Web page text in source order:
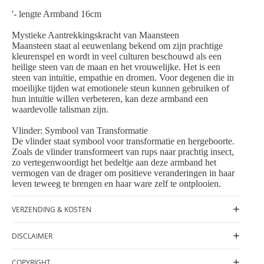
'- lengte Armband 16cm
Mystieke Aantrekkingskracht van Maansteen
Maansteen staat al eeuwenlang bekend om zijn prachtige
kleurenspel en wordt in veel culturen beschouwd als een
heilige steen van de maan en het vrouwelijke. Het is een
steen van intuïtie, empathie en dromen. Voor degenen die in
moeilijke tijden wat emotionele steun kunnen gebruiken of
hun intuïtie willen verbeteren, kan deze armband een
waardevolle talisman zijn.
Vlinder: Symbool van Transformatie
De vlinder staat symbool voor transformatie en hergeboorte.
Zoals de vlinder transformeert van rups naar prachtig insect,
zo vertegenwoordigt het bedeltje aan deze armband het
vermogen van de drager om positieve veranderingen in haar
leven teweeg te brengen en haar ware zelf te ontplooien.
VERZENDING & KOSTEN
DISCLAIMER